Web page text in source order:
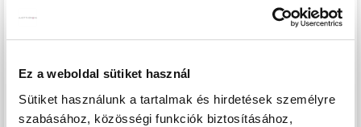
Ez a weboldal sütiket használ
Sütiket használunk a tartalmak és hirdetések személyre
szabásához, közösségi funkciók biztosításához,
- Szintén KÖZEL orvosi rendelő, Tudásközpont, Kodály
Műszaki és parkolási adottságok:
- PINCE szinten TÁROLÓK és 3 GÉPKOCSI elhelyezési